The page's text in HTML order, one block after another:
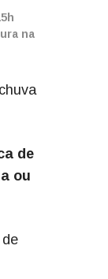
na
de
ou